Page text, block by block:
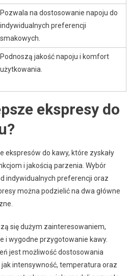
Pozwala na dostosowanie napoju do
indywidualnych preferencji
smakowych.
Podnoszą jakość napoju i komfort
użytkowania.
ekspresy do
ekspresów do kawy, które zyskały
i jakością parzenia. Wybór
indywidualnych preferencji oraz
można podzielić na dwa główne
się dużym zainteresowaniem,
i wygodne przygotowanie kawy.
jest możliwość dostosowania
intensywność, temperatura oraz